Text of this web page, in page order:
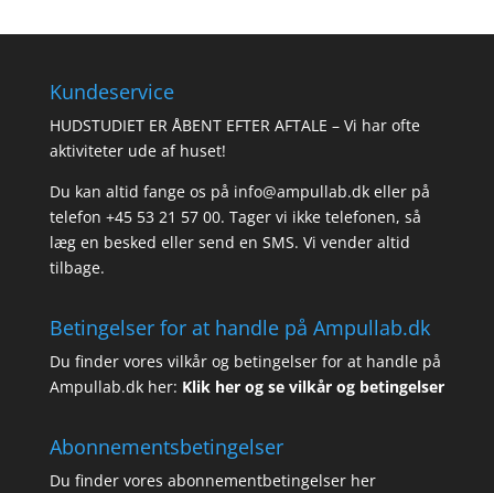
Kundeservice
HUDSTUDIET ER ÅBENT EFTER AFTALE – Vi har ofte
aktiviteter ude af huset!
Du kan altid fange os på info@ampullab.dk eller på
telefon +45 53 21 57 00. Tager vi ikke telefonen, så
læg en besked eller send en SMS. Vi vender altid
tilbage.
Betingelser for at handle på Ampullab.dk
Du finder vores vilkår og betingelser for at handle på
Ampullab.dk her: Klik her og se vilkår og betingelser
Abonnementsbetingelser
Du finder vores abonnementbetingelser her